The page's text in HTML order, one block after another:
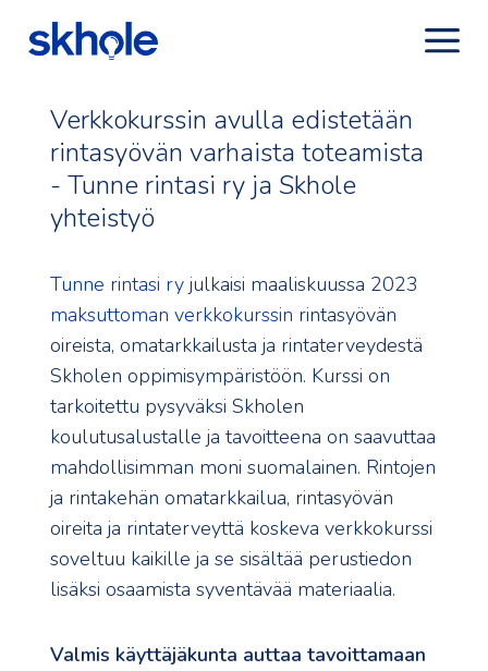
Verkkokurssin avulla edistetään
rintasyövän varhaista toteamista
- Tunne rintasi ry ja Skhole
yhteistyö
Tunne rintasi ry julkaisi maaliskuussa 2023
maksuttoman verkkokurssin rintasyövän
oireista, omatarkkailusta ja rintaterveydestä
Skholen oppimisympäristöön. Kurssi on
tarkoitettu pysyväksi Skholen
koulutusalustalle ja tavoitteena on saavuttaa
mahdollisimman moni suomalainen. Rintojen
ja rintakehän omatarkkailua, rintasyövän
oireita ja rintaterveyttä koskeva verkkokurssi
soveltuu kaikille ja se sisältää perustiedon
lisäksi osaamista syventävää materiaalia.
Valmis käyttäjäkunta auttaa tavoittamaan